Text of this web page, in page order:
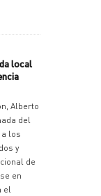
local
Alberto
del
los
y
de
en
el